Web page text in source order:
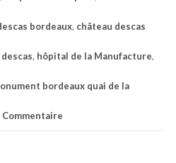
bordeaux, château descas
descas, hôpital de la Manufacture,
bordeaux quai de la
Commentaire